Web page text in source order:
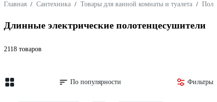
Главная / Сантехника / Товары для ванной комнаты и туалета /
Длинные электрические полотенцесушители
2118 товаров
По популярности Фильтры